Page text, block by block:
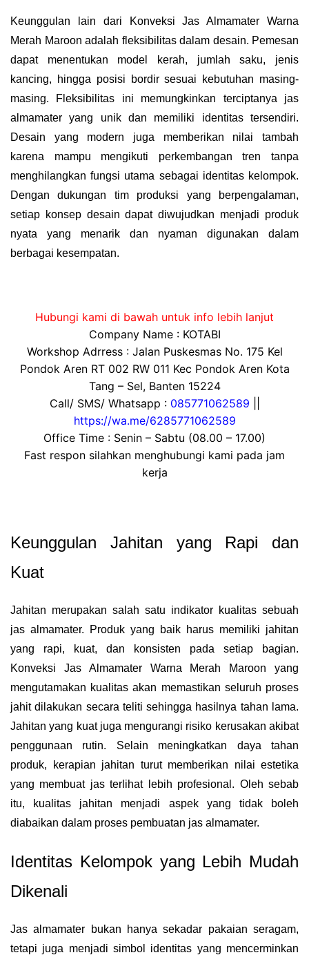
Keunggulan lain dari Konveksi Jas Almamater Warna
Merah Maroon adalah fleksibilitas dalam desain. Pemesan
dapat menentukan model kerah, jumlah saku, jenis
kancing, hingga posisi bordir sesuai kebutuhan masing-
masing. Fleksibilitas ini memungkinkan terciptanya jas
almamater yang unik dan memiliki identitas tersendiri.
Desain yang modern juga memberikan nilai tambah
karena mampu mengikuti perkembangan tren tanpa
menghilangkan fungsi utama sebagai identitas kelompok.
Dengan dukungan tim produksi yang berpengalaman,
setiap konsep desain dapat diwujudkan menjadi produk
nyata yang menarik dan nyaman digunakan dalam
berbagai kesempatan.
Hubungi kami di bawah untuk info lebih lanjut
Company Name : KOTABI
Workshop Adrress : Jalan Puskesmas No. 175 Kel
Pondok Aren RT 002 RW 011 Kec Pondok Aren Kota
Tang – Sel, Banten 15224
Call/ SMS/ Whatsapp : 085771062589
https://wa.me/6285771062589
Office Time : Senin – Sabtu (08.00 – 17.00)
Fast respon silahkan menghubungi kami pada jam
kerja
Keunggulan Jahitan yang Rapi dan
Kuat
Jahitan merupakan salah satu indikator kualitas sebuah
jas almamater. Produk yang baik harus memiliki jahitan
yang rapi, kuat, dan konsisten pada setiap bagian.
Konveksi Jas Almamater Warna Merah Maroon yang
mengutamakan kualitas akan memastikan seluruh proses
jahit dilakukan secara teliti sehingga hasilnya tahan lama.
Jahitan yang kuat juga mengurangi risiko kerusakan akibat
penggunaan rutin. Selain meningkatkan daya tahan
produk, kerapian jahitan turut memberikan nilai estetika
yang membuat jas terlihat lebih profesional. Oleh sebab
itu, kualitas jahitan menjadi aspek yang tidak boleh
diabaikan dalam proses pembuatan jas almamater.
Identitas Kelompok yang Lebih Mudah
Dikenali
Jas almamater bukan hanya sekadar pakaian seragam,
tetapi juga menjadi simbol identitas yang mencerminkan